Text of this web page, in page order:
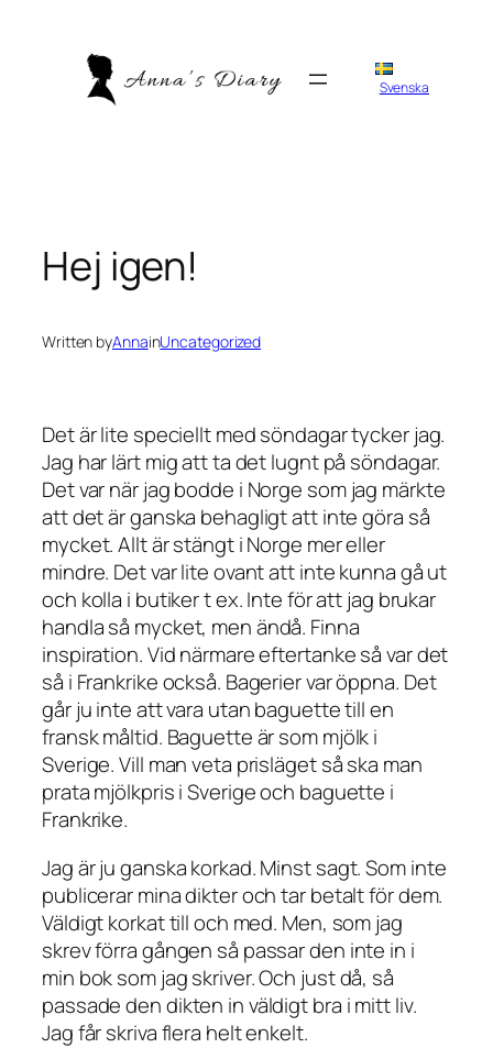
Svenska
Hej igen!
Written byAnnainUncategorized
Det är lite speciellt med söndagar tycker jag.
Jag har lärt mig att ta det lugnt på söndagar.
Det var när jag bodde i Norge som jag märkte
att det är ganska behagligt att inte göra så
mycket. Allt är stängt i Norge mer eller
mindre. Det var lite ovant att inte kunna gå ut
och kolla i butiker t ex. Inte för att jag brukar
handla så mycket, men ändå. Finna
inspiration. Vid närmare eftertanke så var det
så i Frankrike också. Bagerier var öppna. Det
går ju inte att vara utan baguette till en
fransk måltid. Baguette är som mjölk i
Sverige. Vill man veta prisläget så ska man
prata mjölkpris i Sverige och baguette i
Frankrike.
Jag är ju ganska korkad. Minst sagt. Som inte
publicerar mina dikter och tar betalt för dem.
Väldigt korkat till och med. Men, som jag
skrev förra gången så passar den inte in i
min bok som jag skriver. Och just då, så
passade den dikten in väldigt bra i mitt liv.
Jag får skriva flera helt enkelt.